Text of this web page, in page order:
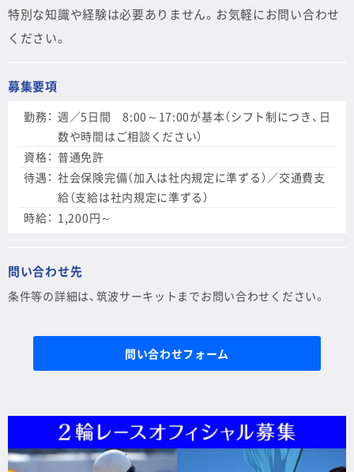
特別な知識や経験は必要ありません。お気軽にお問い合わせ
ください。
募集要項
勤務： 週／5日間 8:00～17:00が基本（シフト制につき、日
数や時間はご相談ください）
資格： 普通免許
待遇： 社会保険完備（加入は社内規定に準ずる）／交通費支
給（支給は社内規定に準ずる）
時給： 1,200円～
問い合わせ先
条件等の詳細は、筑波サーキットまでお問い合わせください。
問い合わせフォーム